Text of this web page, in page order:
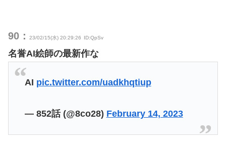
90： 23/02/15(水) 20:29:26 ID:QpSv
名誉AI絵師の最新作な
AI pic.twitter.com/uadkhqtiup
— 852話 (@8co28) February 14, 2023